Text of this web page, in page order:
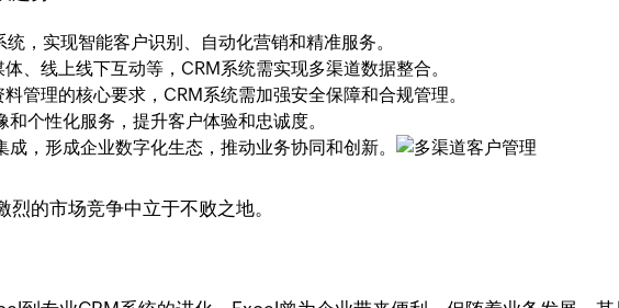
，实现智能客户识别、自动化营销和精准服务。
、线上线下互动等，CRM系统需实现多渠道数据整合。
管理的核心要求，CRM系统需加强安全保障和合规管理。
个性化服务，提升客户体验和忠诚度。
成，形成企业数字化生态，推动业务协同和创新。
的市场竞争中立于不败之地。